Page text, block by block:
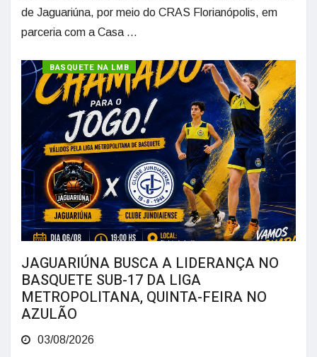
de Jaguariúna, por meio do CRAS Florianópolis, em
parceria com a Casa ...
BASQUETE NA LMB
JAGUARIÚNA BUSCA A LIDERANÇA NO
BASQUETE SUB-17 DA LIGA
METROPOLITANA, QUINTA-FEIRA NO
AZULÃO
03/08/2026